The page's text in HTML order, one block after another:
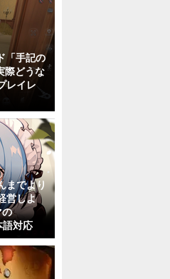
「手記の
際どうな
レイレ
までより
営しよ
の
語対応